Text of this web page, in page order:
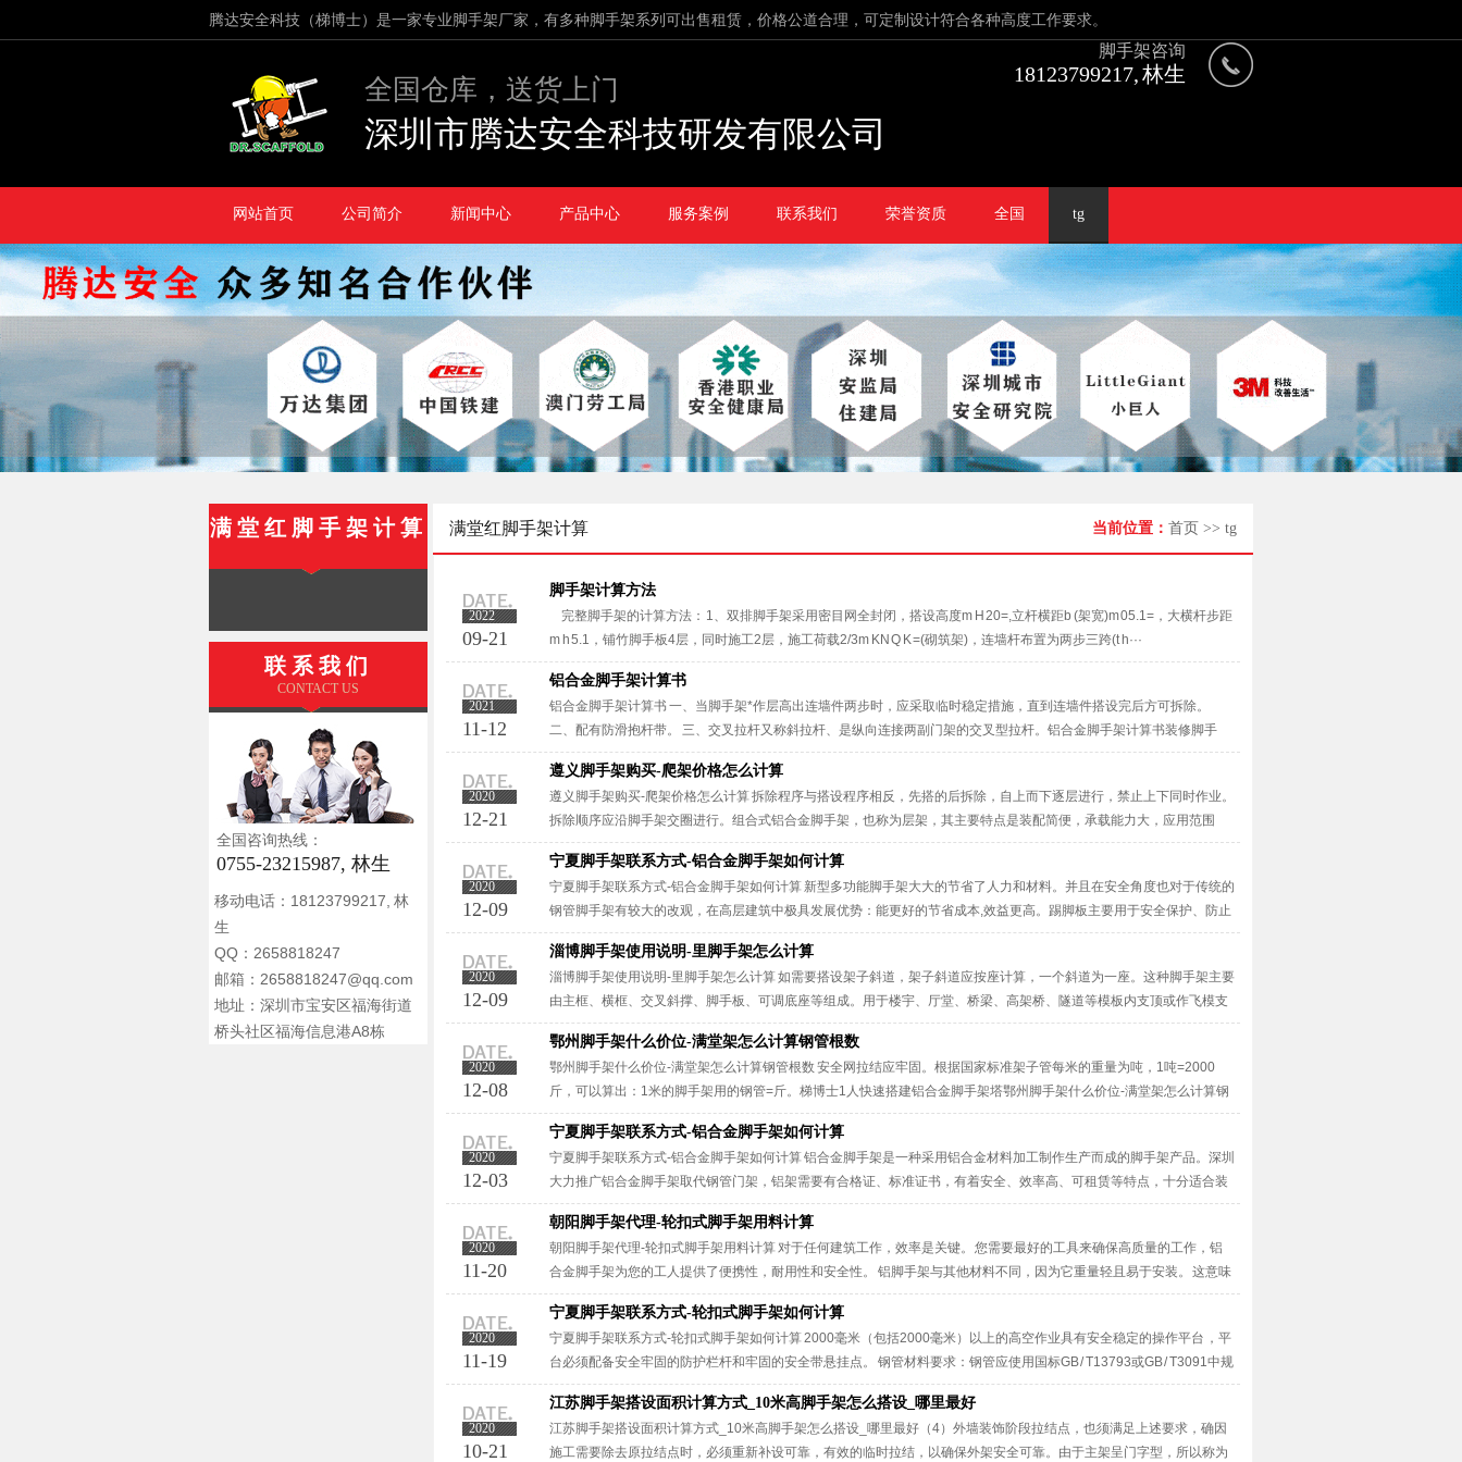
腾达安全科技（梯博士）是一家专业脚手架厂家，有多种脚手架系列可出售租赁，价格公道合理，可定制设计符合各种高度工作要求。
全国仓库，送货上门
深圳市腾达安全科技研发有限公司
脚手架咨询
18123799217, 林生
网站首页 公司简介 新闻中心 产品中心 服务案例 联系我们 荣誉资质 全国 tg
满堂红脚手架计算
联系我们
CONTACT US
全国咨询热线：
0755-23215987, 林生
移动电话：18123799217, 林
生
QQ：2658818247
邮箱：2658818247@qq.com
地址：深圳市宝安区福海街道
桥头社区福海信息港A8栋
满堂红脚手架计算 当前位置： 首页 >> tg
2022
09-21
脚手架计算方法
完整脚手架的计算方法： 1、双排脚手架采用密目网全封闭，搭设高度m H 20=,立杆横距b (架宽)m 05.1=，大横杆步距
m h 5.1，铺竹脚手板4层，同时施工2层，施工荷载2/3m KN Q K =(砌筑架)，连墙杆布置为两步三跨(t h···
2021
11-12
铝合金脚手架计算书
铝合金脚手架计算书 一、当脚手架*作层高出连墙件两步时，应采取临时稳定措施，直到连墙件搭设完后方可拆除。
二、配有防滑抱杆带。 三、交叉拉杆又称斜拉杆、是纵向连接两副门架的交叉型拉杆。铝合金脚手架计算书装修脚手
架：用于装修工程施工作业的脚手架。 ···
2020
12-21
遵义脚手架购买-爬架价格怎么计算
遵义脚手架购买-爬架价格怎么计算 拆除程序与搭设程序相反，先搭的后拆除，自上而下逐层进行，禁止上下同时作业。
拆除顺序应沿脚手架交圈进行。组合式铝合金脚手架，也称为层架，其主要特点是装配简便，承载能力大，应用范围
广。梯博士的层架称为背景，通用，由于它具有无限延伸的特点，高···
2020
12-09
宁夏脚手架联系方式-铝合金脚手架如何计算
宁夏脚手架联系方式-铝合金脚手架如何计算 新型多功能脚手架大大的节省了人力和材料。并且在安全角度也对于传统的
钢管脚手架有较大的改观，在高层建筑中极具发展优势：能更好的节省成本,效益更高。踢脚板主要用于安全保护、防止
高空坠物的危险。宁夏脚手架联系方式-铝合金脚手架如联系何···
2020
12-09
淄博脚手架使用说明-里脚手架怎么计算
淄博脚手架使用说明-里脚手架怎么计算 如需要搭设架子斜道，架子斜道应按座计算，一个斜道为一座。这种脚手架主要
由主框、横框、交叉斜撑、脚手板、可调底座等组成。用于楼宇、厅堂、桥梁、高架桥、隧道等模板内支顶或作飞模支
承主架。淄博脚手架使用说明-里脚手架怎么计算拆架程序应遵守···
2020
12-08
鄂州脚手架什么价位-满堂架怎么计算钢管根数
鄂州脚手架什么价位-满堂架怎么计算钢管根数 安全网拉结应牢固。根据国家标准架子管每米的重量为吨，1吨=2000
斤，可以算出：1米的脚手架用的钢管=斤。梯博士1人快速搭建铝合金脚手架塔鄂州脚手架什么价位-满堂架怎么计算钢
管根数分类1、是否可移动：分为移动和固定两种；2、材···
2020
12-03
宁夏脚手架联系方式-铝合金脚手架如何计算
宁夏脚手架联系方式-铝合金脚手架如何计算 铝合金脚手架是一种采用铝合金材料加工制作生产而成的脚手架产品。深圳
大力推广铝合金脚手架取代钢管门架，铝架需要有合格证、标准证书，有着安全、效率高、可租赁等特点，十分适合装
修、清洁、维修等工程项目使用。欢迎致方式铝合金电咨询如何计算 ···
2020
11-20
朝阳脚手架代理-轮扣式脚手架用料计算
朝阳脚手架代理-轮扣式脚手架用料计算 对于任何建筑工作，效率是关键。 您需要最好的工具来确保高质量的工作，铝
合金脚手架为您的工人提供了便携性，耐用性和安全性。 铝脚手架与其他材料不同，因为它重量轻且易于安装。 这意味
着您无需安装脚手架就可以花更多的时间在工作上。 从安···
2020
11-19
宁夏脚手架联系方式-轮扣式脚手架如何计算
宁夏脚手架联系方式-轮扣式脚手架如何计算 2000毫米（包括2000毫米）以上的高空作业具有安全稳定的操作平台 ，平
台必须配备安全牢固的防护栏杆和牢固的安全带悬挂点。 钢管材料要求：钢管应使用国标GB / T13793或GB / T3091中规
定的Q235普通钢管，···
2020
10-21
江苏脚手架搭设面积计算方式_10米高脚手架怎么搭设_哪里最好
江苏脚手架搭设面积计算方式_10米高脚手架怎么搭设_哪里最好（4）外墙装饰阶段拉结点，也须满足上述要求，确因
施工需要除去原拉结点时，必须重新补设可靠，有效的临时拉结，以确保外架安全可靠。由于主架呈门字型，所以称为